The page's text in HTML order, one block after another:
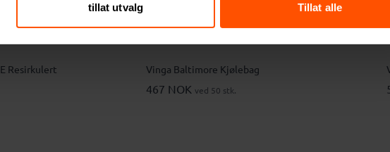
tillat utvalg Tillat alle
Resirkulert
Vinga Baltimore Kjølebag
467 NOK ved 50 stk.